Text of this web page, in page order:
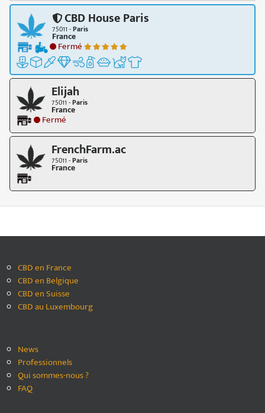
CBD House Paris
75011 -Paris
France
Fermé
Elijah
75011 -Paris
France
Fermé
FrenchFarm.ac
75011 -Paris
France
CBD en France
CBD en Belgique
CBD en Suisse
CBD au Luxembourg
News
Professionnels
Qui sommes-nous ?
FAQ